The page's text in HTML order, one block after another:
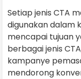
Setiap jenis CTA
digunakan dalam
mencapai tujuan
berbagai jenis
kampanye
mendorong